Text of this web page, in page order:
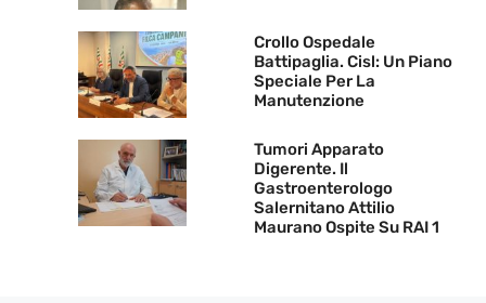
Crollo Ospedale
Battipaglia. Cisl: Un Piano
Speciale Per La
Manutenzione
Tumori Apparato
Digerente. Il
Gastroenterologo
Salernitano Attilio
Maurano Ospite Su RAI 1